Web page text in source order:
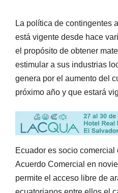
La política de contingentes
está vigente desde hace
el propósito de obtener
estimular a sus industrias
genera por el aumento del
próximo año y que estará
Ecuador es socio comercial
Acuerdo Comercial en
permite el acceso libre de